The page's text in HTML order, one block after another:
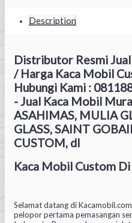
Description
Distributor Resmi
/ Harga Kaca Mobil
Hubungi Kami :
- Jual Kaca Mobil
ASAHIMAS, MULIA
GLASS, SAINT
CUSTOM, dl
Kaca Mobil Custom
Selamat datang di
pelopor pertama pemasangan